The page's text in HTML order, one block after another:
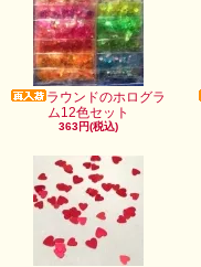
ラウンドのホログラ
ム12色セット
363円(税込)